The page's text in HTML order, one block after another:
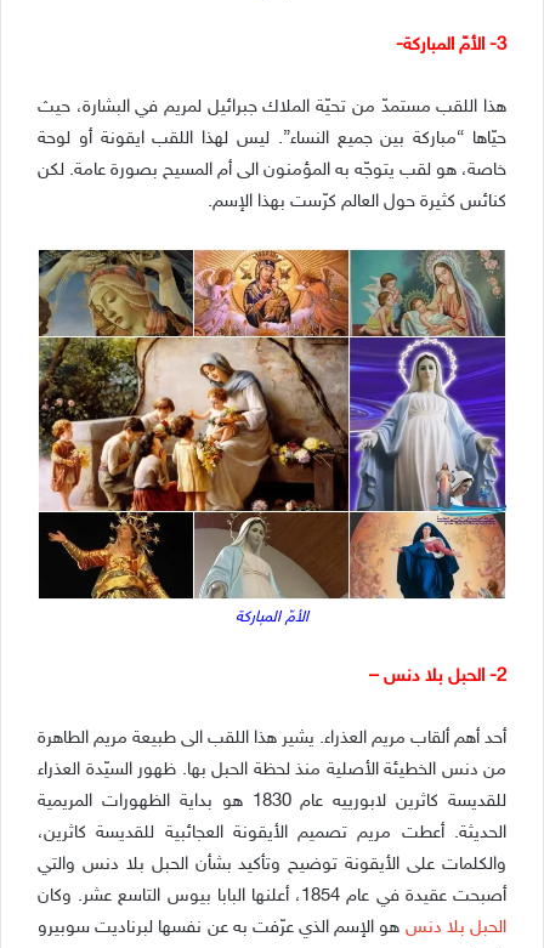
3- الأمّ المباركة-
هذا اللقب مستمدّ من تحيّة الملاك جبرائيل لمريم في البشارة، حيث
حيّاها “مباركة بين جميع النساء”. ليس لهذا اللقب ايقونة أو لوحة
خاصة، هو لقب يتوجّه به المؤمنون الى أم المسيح بصورة عامة. لكن
كنائس كثيرة حول العالم كرّست بهذا الإسم.
الأمّ المباركة
2- الحبل بلا دنس –
أحد أهم ألقاب مريم العذراء. يشير هذا اللقب الى طبيعة مريم الطاهرة
من دنس الخطيئة الأصلية منذ لحظة الحبل بها. ظهور السيّدة العذراء
للقديسة كاثرين لابورييه عام 1830 هو بداية الظهورات المريمية
الحديثة. أعطت مريم تصميم الأيقونة العجائبية للقديسة كاثرين،
والكلمات على الأيقونة توضيح وتأكيد بشأن الحبل بلا دنس والتي
أصبحت عقيدة في عام 1854، أعلنها البابا بيوس التاسع عشر. وكان
الحبل بلا دنس هو الإسم الذي عرّفت به عن نفسها لبرناديت سوبيرو